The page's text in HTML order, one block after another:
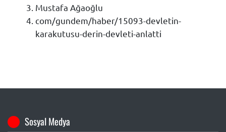
Mustafa Ağaoğlu
com/gundem/haber/15093-devletin-
karakutusu-derin-devleti-anlatti
Sosyal Medya